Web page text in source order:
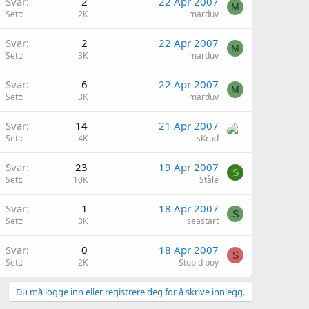
Sett 2K marduv
M
Svar 2
Sett 3K
22 Apr 2007
marduv
M
Svar 6
Sett 3K
22 Apr 2007
marduv
M
Svar 14
Sett 4K
21 Apr 2007
sKrud
Svar 23
Sett 10K
19 Apr 2007
Ståle
S
Svar 1
Sett 3K
18 Apr 2007
seastart
S
Svar 0
Sett 2K
18 Apr 2007
Stupid boy
S
Du må logge inn eller registrere deg for å skrive innlegg.